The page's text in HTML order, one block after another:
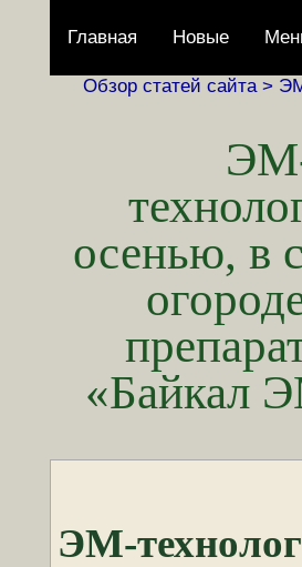
Главная Новые
Обзор статей сайта >
осенью, в
«Байкал
ЭМ-